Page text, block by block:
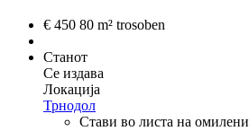
€ 450 80 m² trosoben
Станот
Се издава
Локација
Трнодол
Стави во листа на омилени